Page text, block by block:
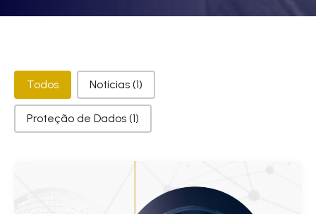
Categorias
Todos Notícias (1)
Proteção de Dados (1)